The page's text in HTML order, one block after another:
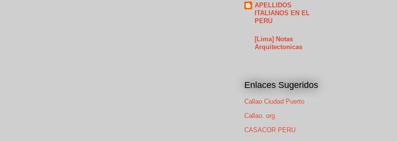
APELLIDOS
ITALIANOS EN EL
PERU
[Lima] Notas
Arquitectonicas
Enlaces Sugeridos
Callao Ciudad Puerto
Callao. org
CASACOR PERU